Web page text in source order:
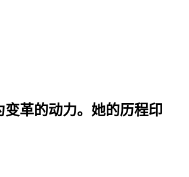
革的动力。她的历程印